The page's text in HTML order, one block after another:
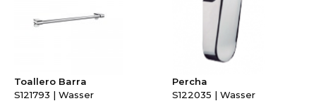
Toallero Barra
S121793 | Wasser
Percha
S122035 | Wasser